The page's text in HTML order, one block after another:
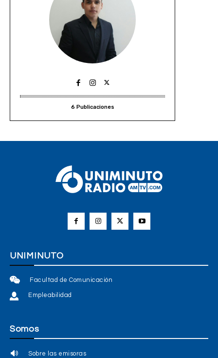
6 Publicaciones
UNIMINUTO
Facultad de Comunicación
Empleabilidad
Somos
Sobre las emisoras